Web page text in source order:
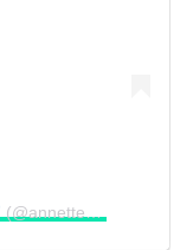
(@annetteheick)